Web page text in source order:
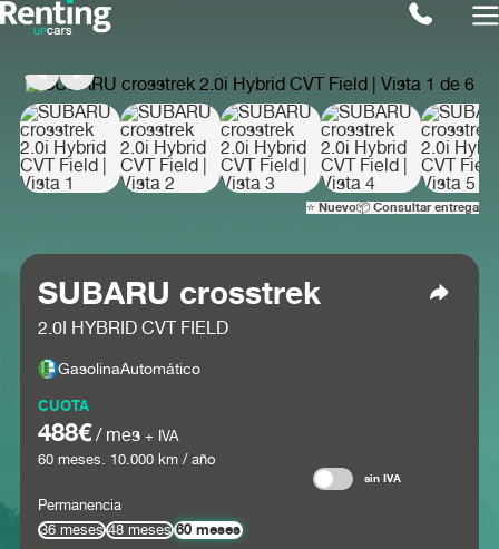
⭐ Nuevo📦 Consultar entrega
SUBARU crosstrek
2.0I HYBRID CVT FIELD
GasolinaAutomático
CUOTA
488€/ mes + IVA
60meses. 10.000km / año
sin IVA
Permanencia
36 meses
48 meses 60 meses